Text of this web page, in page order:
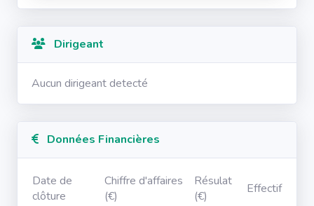
Dirigeant
Aucun dirigeant detecté
Données Financières
Date de
clôture
Chiffre d'affaires
(€)
Résulat
(€)
Effectif